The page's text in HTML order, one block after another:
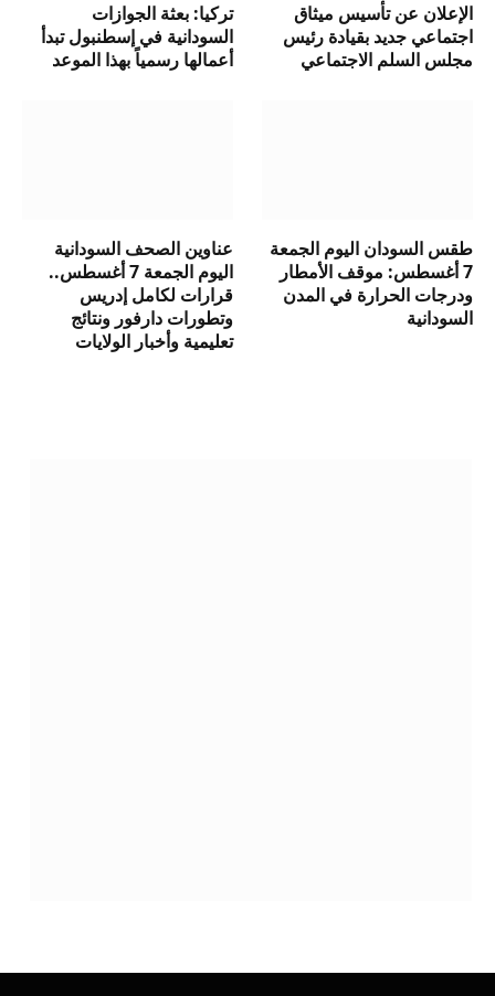
الإعلان عن تأسيس ميثاق
اجتماعي جديد بقيادة رئيس
مجلس السلم الاجتماعي
تركيا: بعثة الجوازات
السودانية في إسطنبول تبدأ
أعمالها رسمياً بهذا الموعد
طقس السودان اليوم الجمعة
7 أغسطس: موقف الأمطار
ودرجات الحرارة في المدن
السودانية
عناوين الصحف السودانية
اليوم الجمعة 7 أغسطس..
قرارات لكامل إدريس
وتطورات دارفور ونتائج
تعليمية وأخبار الولايات